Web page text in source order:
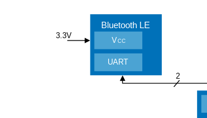
3.3V
2
Bluetooth LE
VCC
UART